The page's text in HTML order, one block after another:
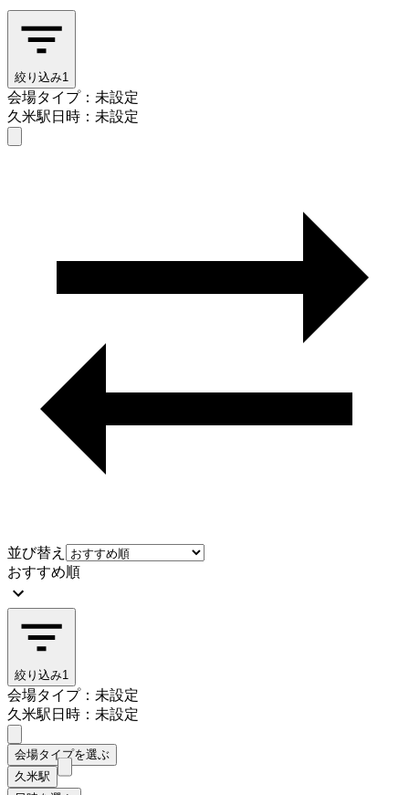
絞り込み1
会場タイプ：未設定
久米駅日時：未設定
並び替え
おすすめ順
絞り込み1
会場タイプ：未設定
久米駅日時：未設定
会場タイプを選ぶ
久米駅